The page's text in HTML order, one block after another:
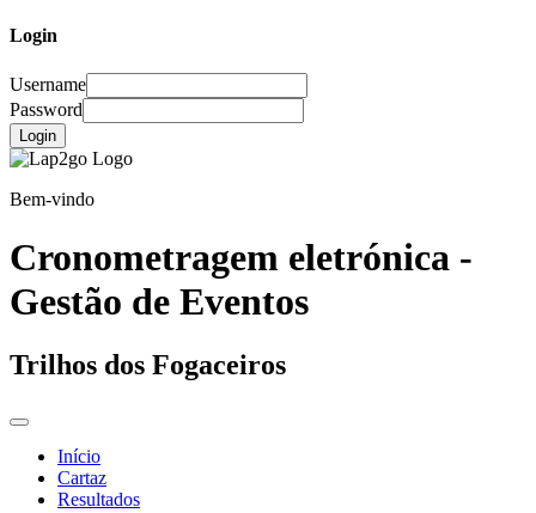
Login
Username
Password
Login
Bem-vindo
Cronometragem eletrónica -
Gestão de Eventos
Trilhos dos Fogaceiros
Início
Cartaz
Resultados